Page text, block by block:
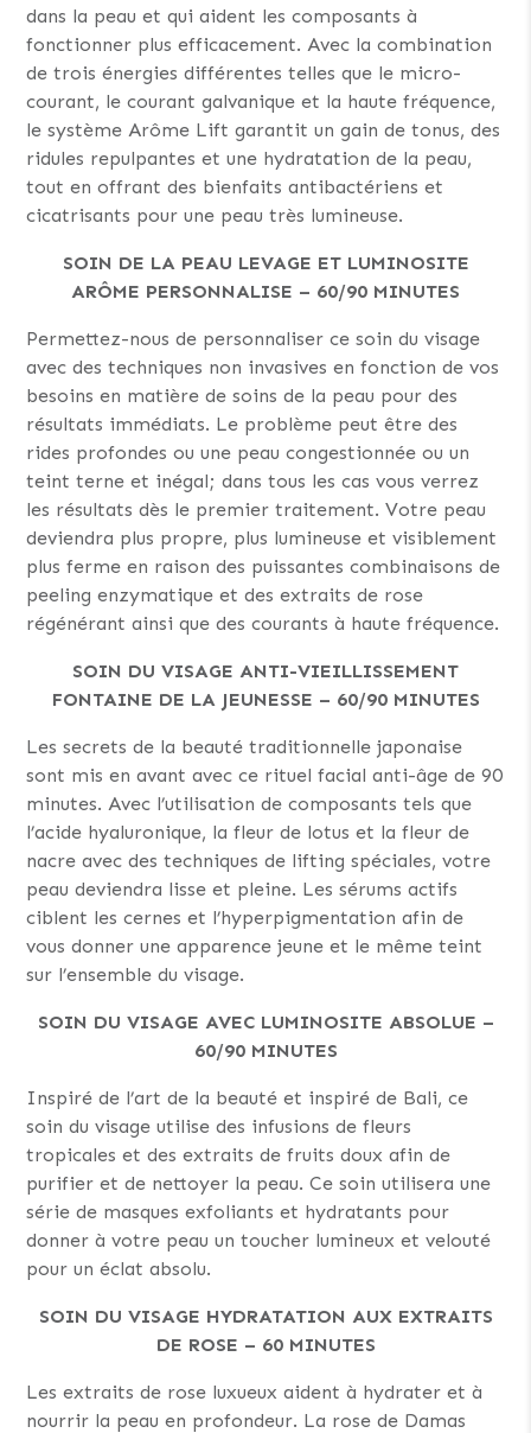
dans la peau et qui aident les composants à
fonctionner plus efficacement. Avec la combination
de trois énergies différentes telles que le micro-
courant, le courant galvanique et la haute fréquence,
le système Arôme Lift garantit un gain de tonus, des
ridules repulpantes et une hydratation de la peau,
tout en offrant des bienfaits antibactériens et
cicatrisants pour une peau très lumineuse.
SOIN DE LA PEAU LEVAGE ET LUMINOSITE
ARÔME PERSONNALISE – 60/90 MINUTES
Permettez-nous de personnaliser ce soin du visage
avec des techniques non invasives en fonction de vos
besoins en matière de soins de la peau pour des
résultats immédiats. Le problème peut être des
rides profondes ou une peau congestionnée ou un
teint terne et inégal; dans tous les cas vous verrez
les résultats dès le premier traitement. Votre peau
deviendra plus propre, plus lumineuse et visiblement
plus ferme en raison des puissantes combinaisons de
peeling enzymatique et des extraits de rose
régénérant ainsi que des courants à haute fréquence.
SOIN DU VISAGE ANTI-VIEILLISSEMENT
FONTAINE DE LA JEUNESSE – 60/90 MINUTES
Les secrets de la beauté traditionnelle japonaise
sont mis en avant avec ce rituel facial anti-âge de 90
minutes. Avec l’utilisation de composants tels que
l’acide hyaluronique, la fleur de lotus et la fleur de
nacre avec des techniques de lifting spéciales, votre
peau deviendra lisse et pleine. Les sérums actifs
ciblent les cernes et l’hyperpigmentation afin de
vous donner une apparence jeune et le même teint
sur l’ensemble du visage.
SOIN DU VISAGE AVEC LUMINOSITE ABSOLUE –
60/90 MINUTES
Inspiré de l’art de la beauté et inspiré de Bali, ce
soin du visage utilise des infusions de fleurs
tropicales et des extraits de fruits doux afin de
purifier et de nettoyer la peau. Ce soin utilisera une
série de masques exfoliants et hydratants pour
donner à votre peau un toucher lumineux et velouté
pour un éclat absolu.
SOIN DU VISAGE HYDRATATION AUX EXTRAITS
DE ROSE – 60 MINUTES
Les extraits de rose luxueux aident à hydrater et à
nourrir la peau en profondeur. La rose de Damas